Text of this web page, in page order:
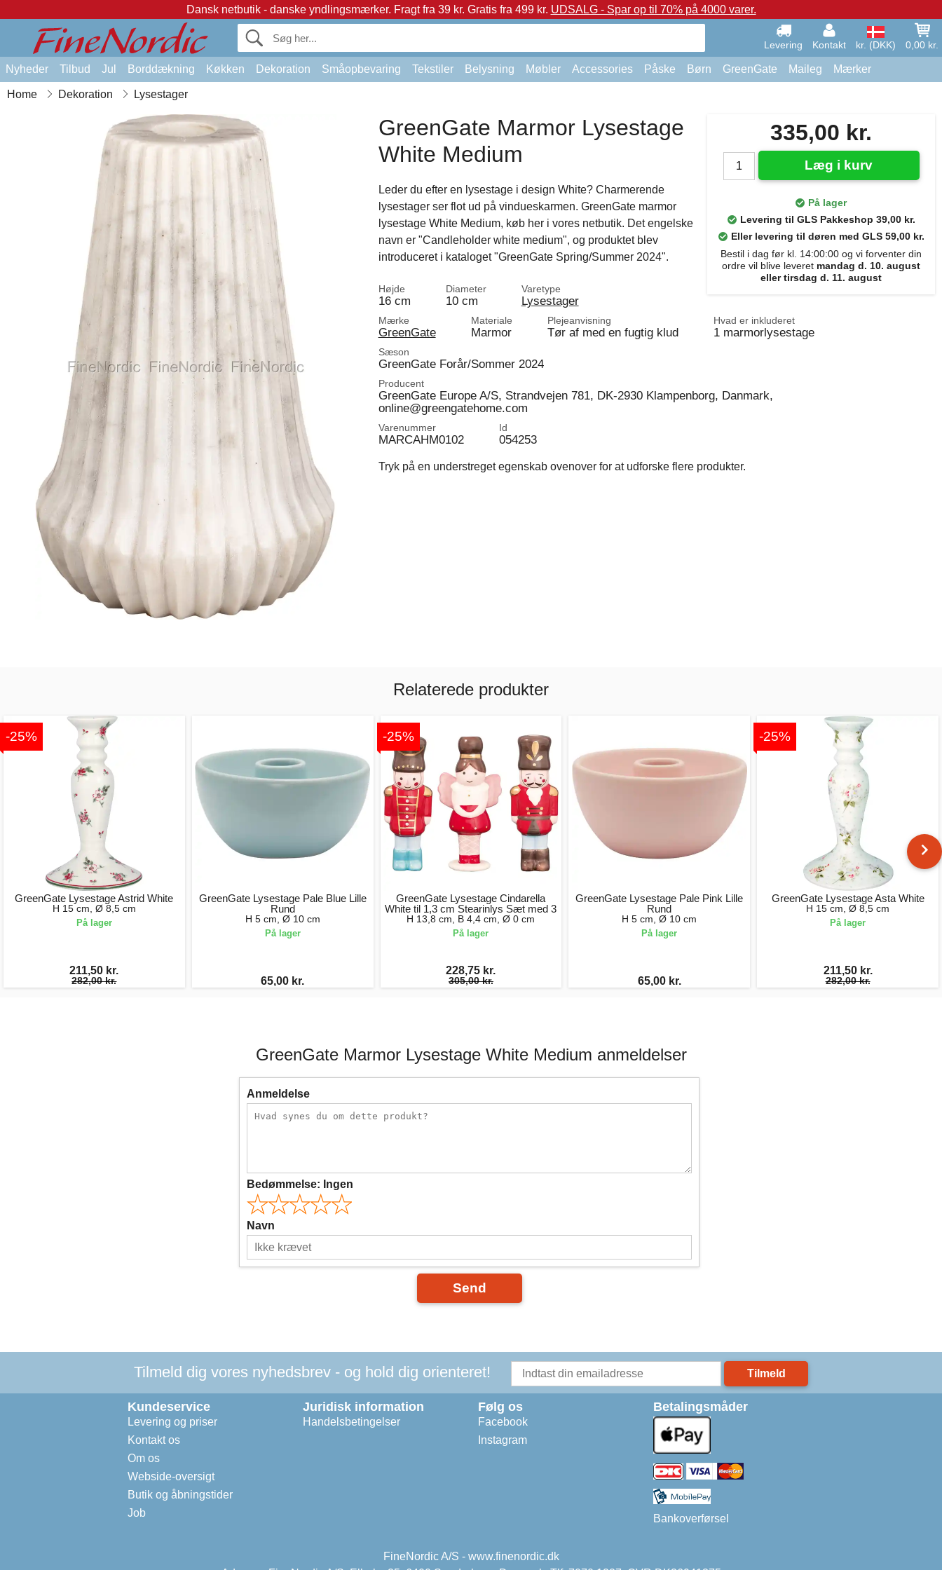
Dansk netbutik - danske yndlingsmærker. Fragt fra 39 kr. Gratis fra 499 kr. UDSALG - Spar op til 70% på 4000 varer.
Levering Kontakt kr. (DKK) 0,00 kr.
Nyheder Tilbud Jul Borddækning Køkken Dekoration Småopbevaring Tekstiler Belysning Møbler Accessories Påske Børn GreenGate Maileg Mærker
Home Dekoration Lysestager
335,00 kr.
Læg i kurv
På lager
Levering til GLS Pakkeshop 39,00 kr.
Eller levering til døren med GLS 59,00 kr.
Bestil i dag før kl. 14:00:00 og vi forventer din
ordre vil blive leveret mandag d. 10. august
eller tirsdag d. 11. august
GreenGate Marmor Lysestage
White Medium
Leder du efter en lysestage i design White? Charmerende
lysestager ser flot ud på vindueskarmen. GreenGate marmor
lysestage White Medium, køb her i vores netbutik. Det engelske
navn er "Candleholder white medium", og produktet blev
introduceret i kataloget "GreenGate Spring/Summer 2024".
Højde
16 cm
Diameter
10 cm
Varetype
Lysestager
Mærke
GreenGate
Materiale
Marmor
Plejeanvisning
Tør af med en fugtig klud
Hvad er inkluderet
1 marmorlysestage
Sæson
GreenGate Forår/Sommer 2024
Producent
GreenGate Europe A/S, Strandvejen 781, DK-2930 Klampenborg, Danmark,
online@greengatehome.com
Varenummer
MARCAHM0102
Id
054253
Tryk på en understreget egenskab ovenover for at udforske flere produkter.
Relaterede produkter
-25%
GreenGate Lysestage Astrid White
H 15 cm, Ø 8,5 cm
På lager
211,50 kr.
282,00 kr.
GreenGate Lysestage Pale Blue Lille
Rund
H 5 cm, Ø 10 cm
På lager
65,00 kr.
-25%
GreenGate Lysestage Cindarella
White til 1,3 cm Stearinlys Sæt med 3
H 13,8 cm, B 4,4 cm, Ø 0 cm
På lager
228,75 kr.
305,00 kr.
GreenGate Lysestage Pale Pink Lille
Rund
H 5 cm, Ø 10 cm
På lager
65,00 kr.
-25%
GreenGate Lysestage Asta White
H 15 cm, Ø 8,5 cm
På lager
211,50 kr.
282,00 kr.
GreenGate Marmor Lysestage White Medium anmeldelser
Anmeldelse
Bedømmelse: Ingen
Navn
Send
Tilmeld dig vores nyhedsbrev - og hold dig orienteret! Tilmeld
Kundeservice
Levering og priser
Kontakt os
Om os
Webside-oversigt
Butik og åbningstider
Job
Juridisk information
Handelsbetingelser
Følg os
Facebook
Instagram
Betalingsmåder
Bankoverførsel
FineNordic A/S - www.finenordic.dk